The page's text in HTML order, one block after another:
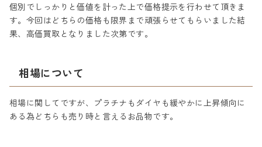
個別でしっかりと価値を計った上で価格提示を行わせて頂きま
す。今回はどちらの価格も限界まで頑張らせてもらいました結
果、高価買取となりました次第です。
相場について
相場に関してですが、プラチナもダイヤも緩やかに上昇傾向に
ある為どちらも売り時と言えるお品物です。